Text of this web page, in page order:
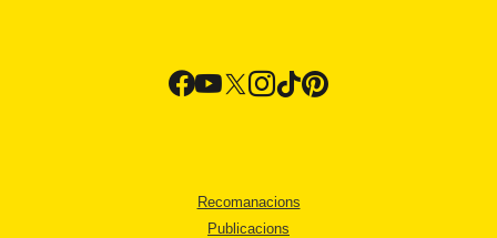
Recomanacions
Publicacions